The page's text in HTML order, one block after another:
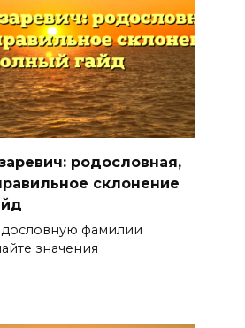
родословная,
склонение
фамилии
значения